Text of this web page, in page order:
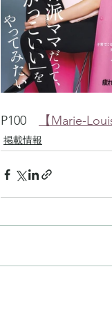
P100 【Marie-
掲載情報